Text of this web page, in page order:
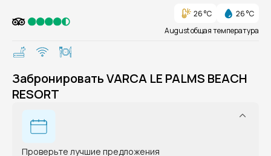
26 °C
26 °C
August общая температура
Забронировать VARCA LE PALMS BEACH
RESORT
Проверьте лучшие предложения